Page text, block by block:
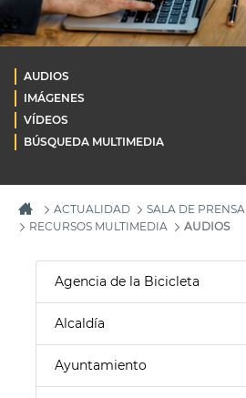
AUDIOS
IMÁGENES
VÍDEOS
BÚSQUEDA MULTIMEDIA
ACTUALIDAD
SALA DE PRENSA
RECURSOS MULTIMEDIA
AUDIOS
Agencia de la Bicicleta
Alcaldía
Ayuntamiento